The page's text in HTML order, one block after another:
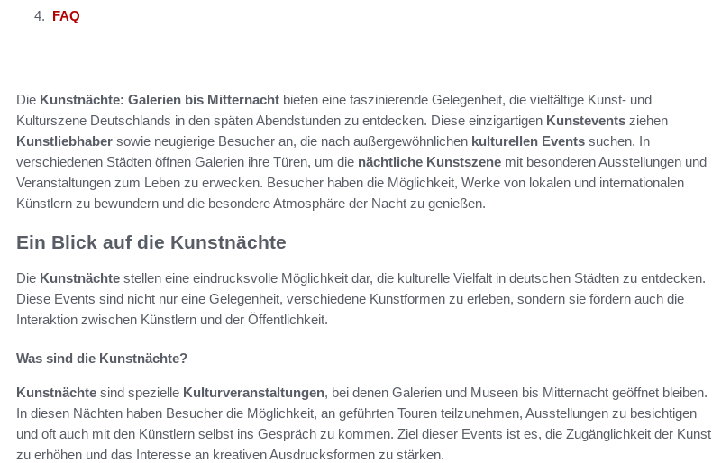
FAQ
Die Kunstnächte: Galerien bis Mitternacht bieten eine faszinierende Gelegenheit, die vielfältige Kunst- und
Kulturszene Deutschlands in den späten Abendstunden zu entdecken. Diese einzigartigen Kunstevents ziehen
Kunstliebhaber sowie neugierige Besucher an, die nach außergewöhnlichen kulturellen Events suchen. In
verschiedenen Städten öffnen Galerien ihre Türen, um die nächtliche Kunstszene mit besonderen Ausstellungen und
Veranstaltungen zum Leben zu erwecken. Besucher haben die Möglichkeit, Werke von lokalen und internationalen
Künstlern zu bewundern und die besondere Atmosphäre der Nacht zu genießen.
Ein Blick auf die Kunstnächte
Die Kunstnächte stellen eine eindrucksvolle Möglichkeit dar, die kulturelle Vielfalt in deutschen Städten zu entdecken.
Diese Events sind nicht nur eine Gelegenheit, verschiedene Kunstformen zu erleben, sondern sie fördern auch die
Interaktion zwischen Künstlern und der Öffentlichkeit.
Was sind die Kunstnächte?
Kunstnächte sind spezielle Kulturveranstaltungen, bei denen Galerien und Museen bis Mitternacht geöffnet bleiben.
In diesen Nächten haben Besucher die Möglichkeit, an geführten Touren teilzunehmen, Ausstellungen zu besichtigen
und oft auch mit den Künstlern selbst ins Gespräch zu kommen. Ziel dieser Events ist es, die Zugänglichkeit der Kunst
zu erhöhen und das Interesse an kreativen Ausdrucksformen zu stärken.